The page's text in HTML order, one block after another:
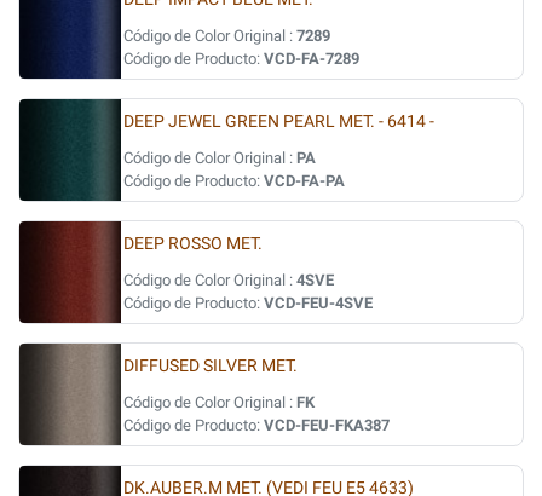
Código de Color Original : 7289
Código de Producto: VCD-FA-7289
DEEP JEWEL GREEN PEARL MET. - 6414 -
Código de Color Original : PA
Código de Producto: VCD-FA-PA
DEEP ROSSO MET.
Código de Color Original : 4SVE
Código de Producto: VCD-FEU-4SVE
DIFFUSED SILVER MET.
Código de Color Original : FK
Código de Producto: VCD-FEU-FKA387
DK.AUBER.M MET. (VEDI FEU E5 4633)